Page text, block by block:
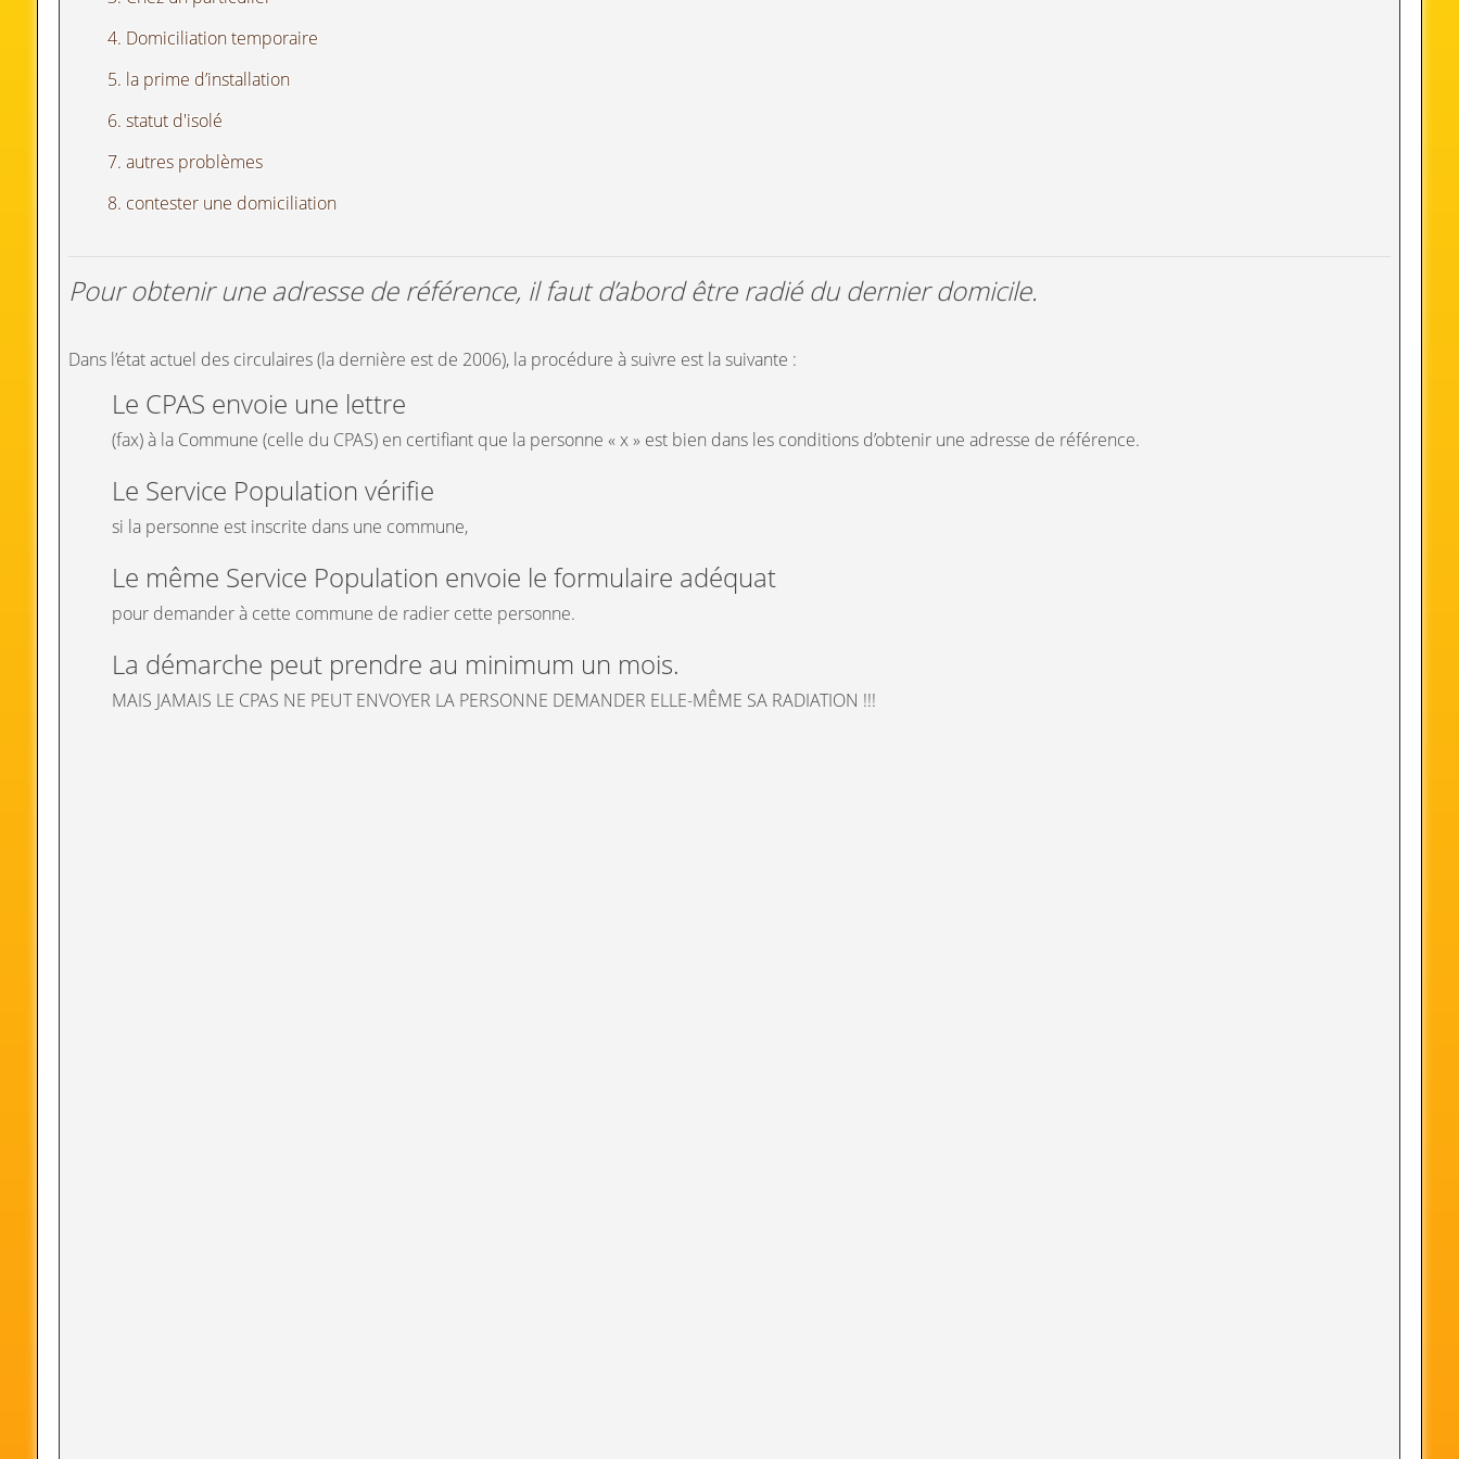
4. Domiciliation temporaire
5. la prime d’installation
6. statut d'isolé
7. autres problèmes
8. contester une domiciliation
Pour obtenir une adresse de référence, il faut d’abord être radié du dernier domicile.
Dans l’état actuel des circulaires (la dernière est de 2006), la procédure à suivre est la suivante :
Le CPAS envoie une lettre
(fax) à la Commune (celle du CPAS) en certifiant que la personne « x » est bien dans les conditions d’obtenir une adresse de référence.
Le Service Population vérifie
si la personne est inscrite dans une commune,
Le même Service Population envoie le formulaire adéquat
pour demander à cette commune de radier cette personne.
La démarche peut prendre au minimum un mois.
MAIS JAMAIS LE CPAS NE PEUT ENVOYER LA PERSONNE DEMANDER ELLE-MÊME SA RADIATION !!!